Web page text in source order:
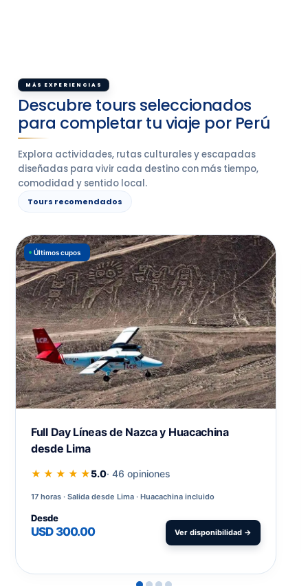
MÁS EXPERIENCIAS
Descubre tours seleccionados
para completar tu viaje por Perú
Explora actividades, rutas culturales y escapadas
diseñadas para vivir cada destino con más tiempo,
comodidad y sentido local.
Tours recomendados
Últimos cupos
Full Day Líneas de Nazca y Huacachina
desde Lima
★ ★ ★ ★ ★5.0· 46 opiniones
17 horas Salida desde Lima · Huacachina incluido
Desde
USD 300.00 Ver disponibilidad →